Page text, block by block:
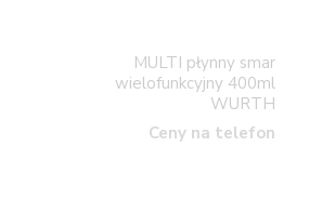
MULTI płynny smar
wielofunkcyjny 400ml
WURTH
Ceny na telefon